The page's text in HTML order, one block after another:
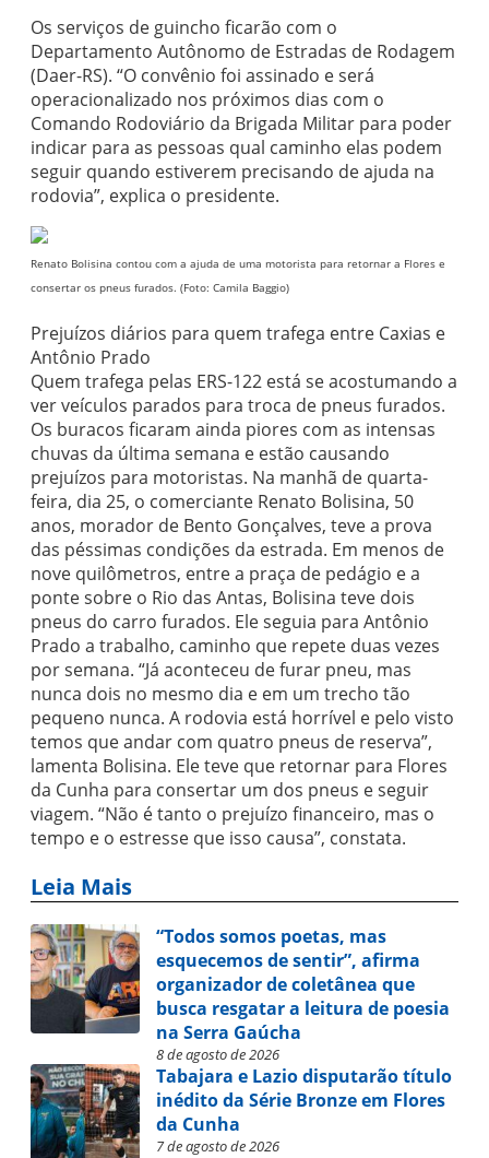
Os serviços de guincho ficarão com o
Departamento Autônomo de Estradas de Rodagem
(Daer-RS). “O convênio foi assinado e será
operacionalizado nos próximos dias com o
Comando Rodoviário da Brigada Militar para poder
indicar para as pessoas qual caminho elas podem
seguir quando estiverem precisando de ajuda na
rodovia”, explica o presidente.
Renato Bolisina contou com a ajuda de uma motorista para retornar a Flores e
consertar os pneus furados. (Foto: Camila Baggio)
Prejuízos diários para quem trafega entre Caxias e
Antônio Prado
Quem trafega pelas ERS-122 está se acostumando a
ver veículos parados para troca de pneus furados.
Os buracos ficaram ainda piores com as intensas
chuvas da última semana e estão causando
prejuízos para motoristas. Na manhã de quarta-
feira, dia 25, o comerciante Renato Bolisina, 50
anos, morador de Bento Gonçalves, teve a prova
das péssimas condições da estrada. Em menos de
nove quilômetros, entre a praça de pedágio e a
ponte sobre o Rio das Antas, Bolisina teve dois
pneus do carro furados. Ele seguia para Antônio
Prado a trabalho, caminho que repete duas vezes
por semana. “Já aconteceu de furar pneu, mas
nunca dois no mesmo dia e em um trecho tão
pequeno nunca. A rodovia está horrível e pelo visto
temos que andar com quatro pneus de reserva”,
lamenta Bolisina. Ele teve que retornar para Flores
da Cunha para consertar um dos pneus e seguir
viagem. “Não é tanto o prejuízo financeiro, mas o
tempo e o estresse que isso causa”, constata.
Leia Mais
“Todos somos poetas, mas
esquecemos de sentir”, afirma
organizador de coletânea que
busca resgatar a leitura de poesia
na Serra Gaúcha
8 de agosto de 2026
Tabajara e Lazio disputarão título
inédito da Série Bronze em Flores
da Cunha
7 de agosto de 2026